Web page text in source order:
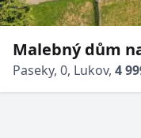
Malebný dům
Paseky, 0, Lukov, 4